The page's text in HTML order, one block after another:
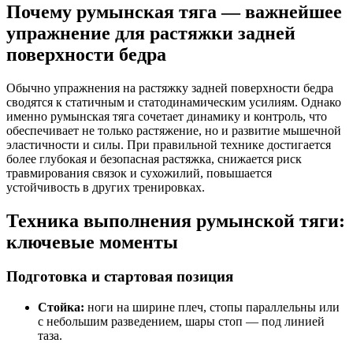
Почему румынская тяга — важнейшее
упражнение для растяжки задней
поверхности бедра
Обычно упражнения на растяжку задней поверхности бедра
сводятся к статичным и статодинамическим усилиям. Однако
именно румынская тяга сочетает динамику и контроль, что
обеспечивает не только растяжение, но и развитие мышечной
эластичности и силы. При правильной технике достигается
более глубокая и безопасная растяжка, снижается риск
травмирования связок и сухожилий, повышается
устойчивость в других тренировках.
Техника выполнения румынской тяги:
ключевые моменты
Подготовка и стартовая позиция
Стойка: ноги на ширине плеч, стопы параллельны или
с небольшим разведением, шары стоп — под линией
таза.